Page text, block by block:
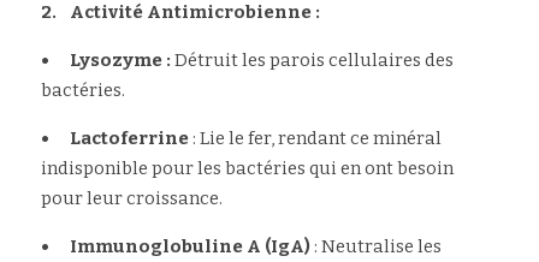
2.	Activité Antimicrobienne :
•	Lysozyme : Détruit les parois cellulaires des
bactéries.
•	Lactoferrine : Lie le fer, rendant ce minéral
indisponible pour les bactéries qui en ont besoin
pour leur croissance.
•	Immunoglobuline A (IgA) : Neutralise les